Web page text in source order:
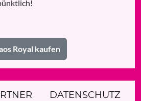
Royal kaufen
DATENSCHUTZ